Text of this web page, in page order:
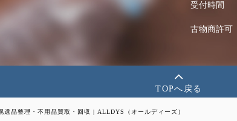
受付時間
古物商許可
TOPへ戻る
遺品整理・不用品買取・回収 | ALLDYS（オールディーズ）